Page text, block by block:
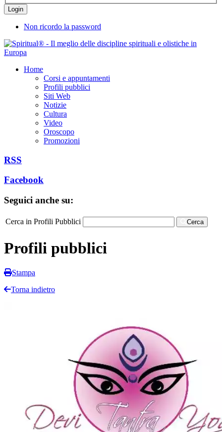
Non ricordo la password
Home
Corsi e appuntamenti
Profili pubblici
Siti Web
Notizie
Cultura
Video
Oroscopo
Promozioni
RSS
Facebook
Seguici anche su:
Cerca in Profili Pubblici Cerca
Profili pubblici
Stampa
Torna indietro